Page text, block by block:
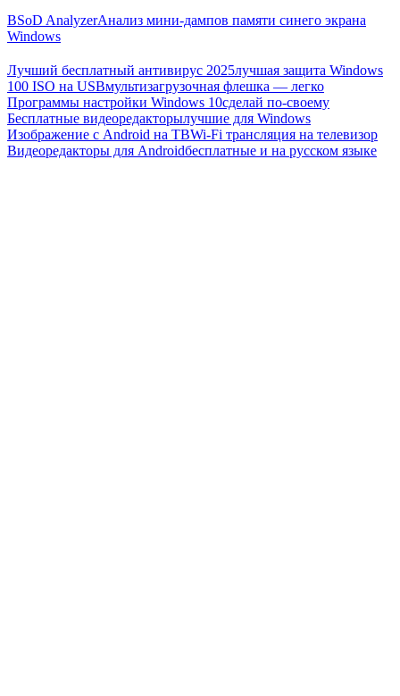
BSoD AnalyzerАнализ мини-дампов памяти синего экрана
Windows
Лучший бесплатный антивирус 2025лучшая защита Windows
100 ISO на USBмультизагрузочная флешка — легко
Программы настройки Windows 10сделай по-своему
Бесплатные видеоредакторылучшие для Windows
Изображение с Android на ТВWi-Fi трансляция на телевизор
Видеоредакторы для Androidбесплатные и на русском языке